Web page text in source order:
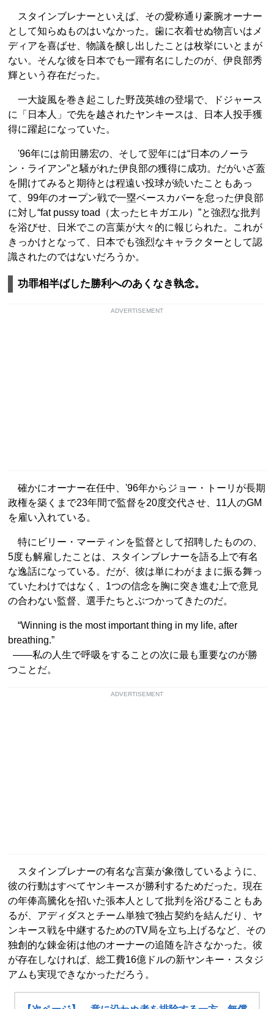
スタインブレナーといえば、その愛称通り豪腕オーナー
として知らぬものはいなかった。歯に衣着せぬ物言いはメ
ディアを喜ばせ、物議を醸し出したことは枚挙にいとまが
ない。そんな彼を日本でも一躍有名にしたのが、伊良部秀
輝という存在だった。
一大旋風を巻き起こした野茂英雄の登場で、ドジャース
に「日本人」で先を越されたヤンキースは、日本人投手獲
得に躍起になっていた。
'96年には前田勝宏の、そして翌年には“日本のノーラ
ン・ライアン”と騒がれた伊良部の獲得に成功。だがいざ蓋
を開けてみると期待とは程遠い投球が続いたこともあっ
て、99年のオープン戦で一塁ベースカバーを怠った伊良部
に対し“fat pussy toad（太ったヒキガエル）”と強烈な批判
を浴びせ、日米でこの言葉が大々的に報じられた。これが
きっかけとなって、日本でも強烈なキャラクターとして認
識されたのではないだろうか。
功罪相半ばした勝利へのあくなき執念。
ADVERTISEMENT
確かにオーナー在任中、'96年からジョー・トーリが長期
政権を築くまで23年間で監督を20度交代させ、11人のGM
を雇い入れている。
特にビリー・マーティンを監督として招聘したものの、
5度も解雇したことは、スタインブレナーを語る上で有名
な逸話になっている。だが、彼は単にわがままに振る舞っ
ていたわけではなく、1つの信念を胸に突き進む上で意見
の合わない監督、選手たちとぶつかってきたのだ。
“Winning is the most important thing in my life, after
breathing.”
――私の人生で呼吸をすることの次に最も重要なのが勝
つことだ。
ADVERTISEMENT
スタインブレナーの有名な言葉が象徴しているように、
彼の行動はすべてヤンキースが勝利するためだった。現在
の年俸高騰化を招いた張本人として批判を浴びることもあ
るが、アディダスとチーム単独で独占契約を結んだり、ヤ
ンキース戦を中継するためのTV局を立ち上げるなど、その
独創的な錬金術は他のオーナーの追随を許さなかった。彼
が存在しなければ、総工費16億ドルの新ヤンキー・スタジ
アムも実現できなかっただろう。